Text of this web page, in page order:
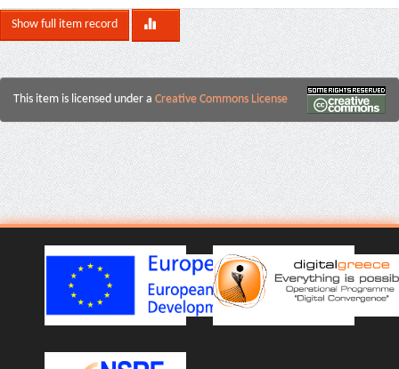
Show full item record
This item is licensed under a Creative Commons License